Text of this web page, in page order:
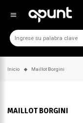
menu
Inicio Maillot Borgini
MAILLOT BORGINI